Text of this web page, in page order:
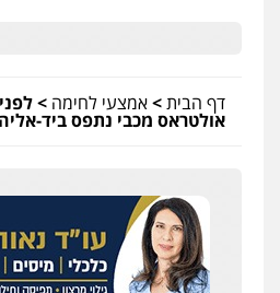
דף הבית>אמצעי לחימה >
אולטראס מכבי נתפס ביד-